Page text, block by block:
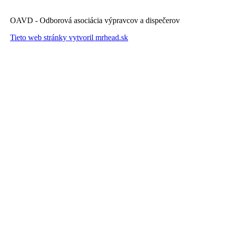
OAVD - Odborová asociácia výpravcov a dispečerov
Tieto web stránky vytvoril mrhead.sk